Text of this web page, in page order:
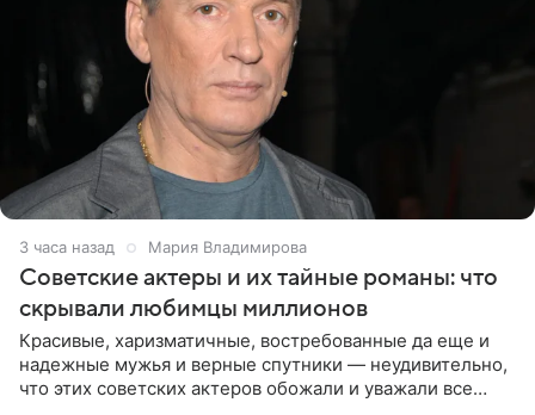
3 часа назад Мария Владимирова
Советские актеры и их тайные романы: что
скрывали любимцы миллионов
Красивые, харизматичные, востребованные да еще и
надежные мужья и верные спутники — неудивительно,
что этих советских актеров обожали и уважали все